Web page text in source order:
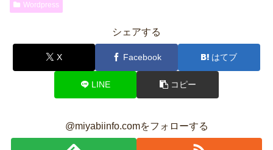
Wordpress
シェアする
X Facebook はてブ
LINE コピー
@miyabiinfo.comをフォローする